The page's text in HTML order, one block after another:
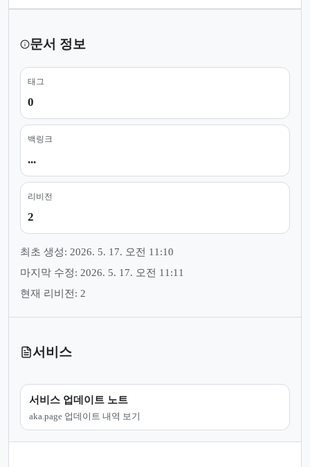
문서 정보
태그
0
백링크
...
리비전
2
최초 생성: 2026. 5. 17. 오전 11:10
마지막 수정: 2026. 5. 17. 오전 11:11
현재 리비전: 2
서비스
서비스 업데이트 노트
aka.page 업데이트 내역 보기